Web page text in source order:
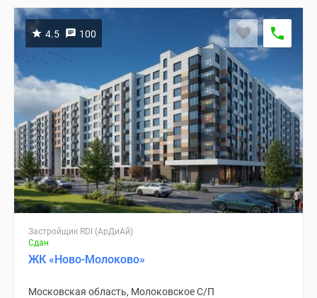
4.5 100
Застройщик RDI (АрДиАй)
Сдан
ЖК «Ново-Молоково»
Московская область, Молоковское С/П